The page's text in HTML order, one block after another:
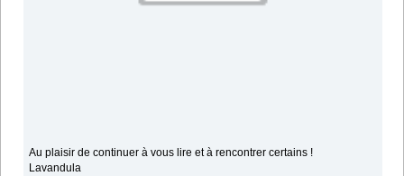
Au plaisir de continuer à vous lire et à rencontrer certains !
Lavandula